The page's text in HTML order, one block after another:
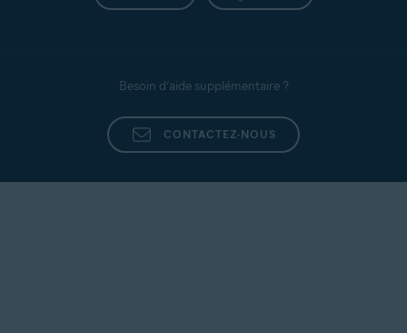
Besoin d’aide supplémentaire ?
CONTACTEZ-NOUS